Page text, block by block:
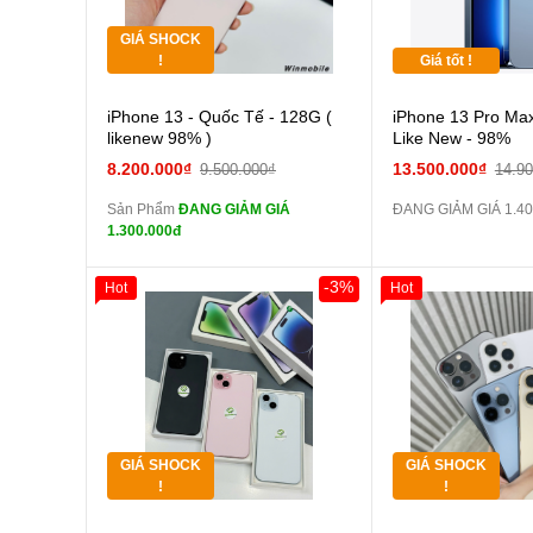
GIÁ SHOCK
!
Cường lực 10D full
màn
tai nghe iPhone 6S
Pin dự phòng và
các Phụ Kiện Khác
iPhone 13 - Quốc Tế - 128G (
likenew 98% )
8.200.000₫ 9.500.000₫
Sản Phẩm ĐANG GIẢM GIÁ
1.300.000đ
Giá tốt !
iPhone 13 Pro
Like New - 98%
13.500.000₫
ĐANG GIẢM GIÁ
GIÁ SHOCK
!
Giảm 100.000đ
Khách Hàng
Tặng
-3%
Hot
GIÁ SHOCK
!
Giảm 100.000đ
Thân Thiết
Tặng
Tặng
Hot